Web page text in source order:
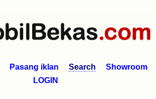
Pasang iklan Search
Showroom
LOGIN